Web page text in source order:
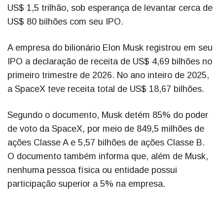
US$ 1,5 trilhão, sob esperança de levantar cerca de
US$ 80 bilhões com seu IPO.
A empresa do bilionário Elon Musk registrou em seu
IPO a declaração de receita de US$ 4,69 bilhões no
primeiro trimestre de 2026. No ano inteiro de 2025,
a SpaceX teve receita total de US$ 18,67 bilhões.
Segundo o documento, Musk detém 85% do poder
de voto da SpaceX, por meio de 849,5 milhões de
ações Classe A e 5,57 bilhões de ações Classe B.
O documento também informa que, além de Musk,
nenhuma pessoa física ou entidade possui
participação superior a 5% na empresa.